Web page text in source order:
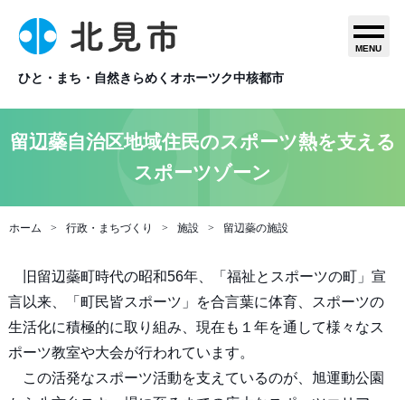
ひと・まち・自然きらめくオホーツク中核都市
MENU
留辺蘂自治区地域住民のスポーツ熱を支える
スポーツゾーン
ホーム 行政・まちづくり 施設 留辺蘂の施設
旧留辺蘂町時代の昭和56年、「福祉とスポーツの町」宣
言以来、「町民皆スポーツ」を合言葉に体育、スポーツの
生活化に積極的に取り組み、現在も１年を通して様々なス
ポーツ教室や大会が行われています。
この活発なスポーツ活動を支えているのが、旭運動公園